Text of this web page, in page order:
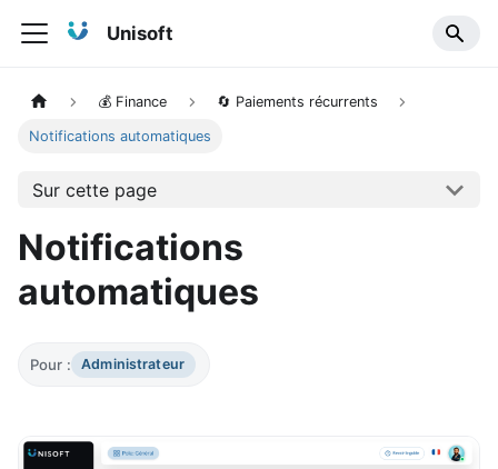
Unisoft
💰 Finance 🔄 Paiements récurrents
Notifications automatiques
Sur cette page
Notifications
automatiques
Pour : Administrateur